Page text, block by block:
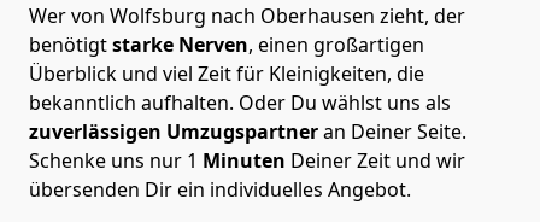
Wer von Wolfsburg nach Oberhausen zieht, der
benötigtstarke Nerven, einen großartigen
Überblick und viel Zeit für Kleinigkeiten, die
bekanntlich aufhalten. Oder Du wählst uns als
zuverlässigen Umzugspartneran Deiner Seite.
Schenke uns nur 1 Minuten Deiner Zeit und wir
übersenden Dir ein individuelles Angebot.